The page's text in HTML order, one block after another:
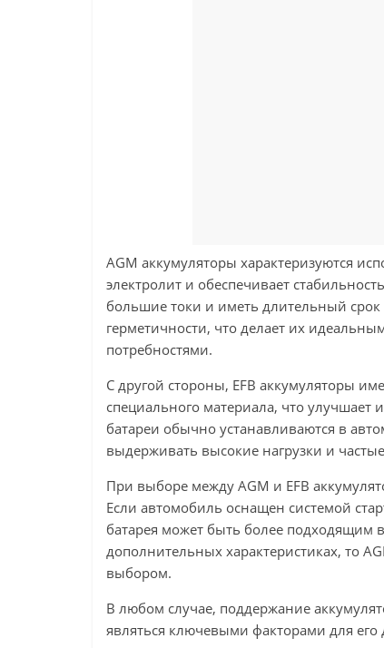
AGM аккумуляторы характеризуются
электролит и обеспечивает
большие токи и иметь длительный
герметичности, что делает их
потребностями.
С другой стороны, EFB аккумуляторы
специального материала, что улучшает
батареи обычно устанавливаются в
выдерживать высокие нагрузки и
При выборе между AGM и EFB
Если автомобиль оснащен системой
батарея может быть более подходящим
дополнительных характеристиках, то
выбором.
В любом случае, поддержание
являться ключевыми факторами для